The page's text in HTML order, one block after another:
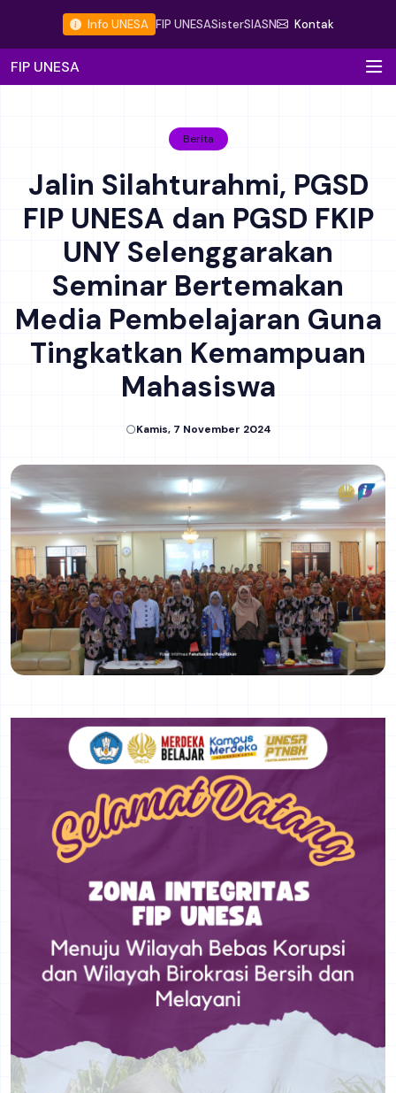
Info UNESA FIP UNESASisterSIASN Kontak
FIP UNESA
Berita
Jalin Silahturahmi, PGSD
FIP UNESA dan PGSD FKIP
UNY Selenggarakan
Seminar Bertemakan
Media Pembelajaran Guna
Tingkatkan Kemampuan
Mahasiswa
Kamis, 7 November 2024